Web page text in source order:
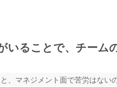
いることで、チーム
マネジメント面で苦労はない